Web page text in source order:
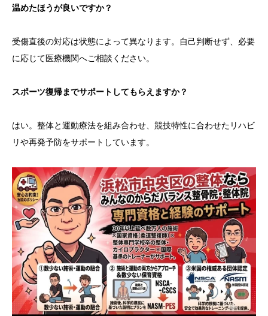
温めたほうが良いですか？
受傷直後の対応は状態によって異なります。自己判断せず、必要
に応じて医療機関へご相談ください。
スポーツ復帰までサポートしてもらえますか？
はい。整体と運動療法を組み合わせ、競技特性に合わせたリハビ
リや再発予防をサポートしています。